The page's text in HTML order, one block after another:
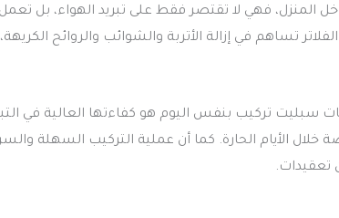
المنزل، فهي لا تقتصر فقط على تبريد الهواء، بل
تساهم في إزالة الأتربة والشوائب والروائح
تركيب بنفس اليوم هو كفاءتها العالية في
خلال الأيام الحارة. كما أن عملية التركيب السهلة
تعقيدات.